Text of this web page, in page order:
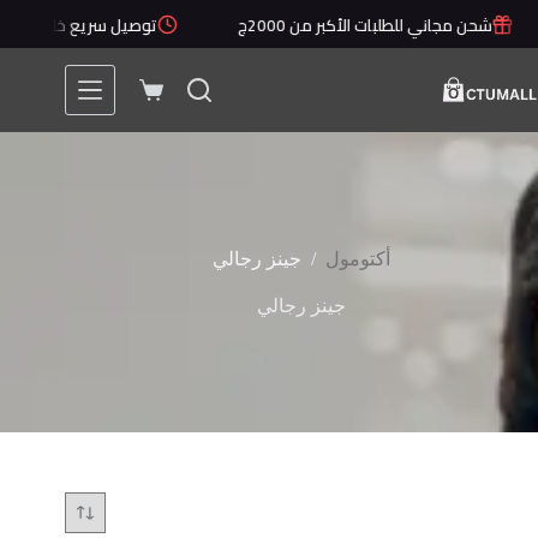
التجاوزشحن مجاني للطلبات الأكبر من 2000ج توصيل سريع خلال 1 - 5 أيام
عربة
أكتومول / جينز رجالي
جينز رجالي